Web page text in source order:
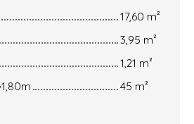
17,60 m²
3,95 m²
1,21 m²
45 m²